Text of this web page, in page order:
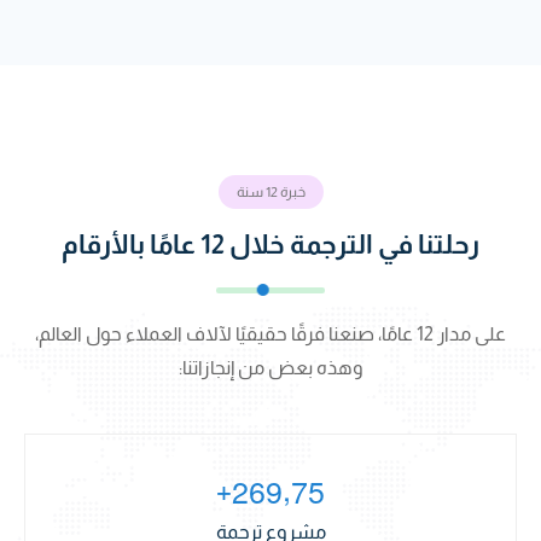
خبرة 12 سنة
رحلتنا في الترجمة خلال 12 عامًا بالأرقام
على مدار 12 عامًا، صنعنا فرقًا حقيقيًا لآلاف العملاء حول العالم،
وهذه بعض من إنجازاتنا:
7
,
9
6
2
+
مشروع ترجمة